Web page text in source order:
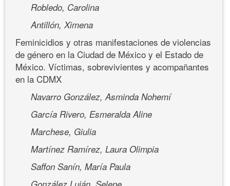
Robledo, Carolina
Antillón, Ximena
Feminicidios y otras manifestaciones de violencias
de género en la Ciudad de México y el Estado de
México. Víctimas, sobrevivientes y acompañantes
en la CDMX
Navarro González, Asminda Nohemí
García Rivero, Esmeralda Aline
Marchese, Giulia
Martínez Ramírez, Laura Olimpia
Saffon Sanín, María Paula